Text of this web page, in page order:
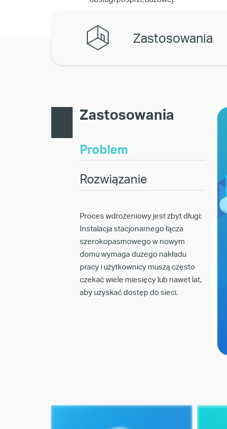
Zastosowania
Zastosowania
Problem
Rozwiązanie
Proces wdrożeniowy jest zbyt długi:
Instalacja stacjonarnego łącza
szerokopasmowego w nowym
domu wymaga dużego nakładu
pracy i użytkownicy muszą często
czekać wiele miesięcy lub nawet lat,
aby uzyskać dostęp do sieci.